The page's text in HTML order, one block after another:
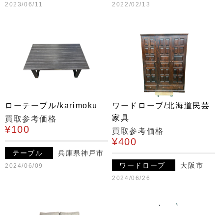
2023/06/11 2022/02/13
ローテーブル/karimoku
買取参考価格
¥100
テーブル 兵庫県神戸市
2024/06/09
ワードローブ/北海道民芸
家具
買取参考価格
¥400
ワードローブ 大阪市
2024/06/26